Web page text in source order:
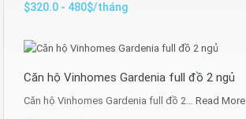
$320.0 - 480$/tháng
Căn hộ Vinhomes Gardenia full đồ 2 ngủ
Căn hộ Vinhomes Gardenia full đồ 2… Read More